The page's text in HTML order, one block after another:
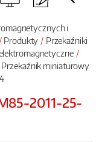
i
Produkty
Przekaźniki
miniaturowy
2011-25-